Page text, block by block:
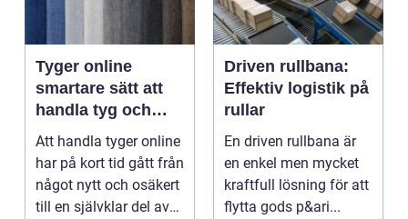
Tyger online
smartare sätt att
handla tyg och
hemtextil
Att handla tyger online
har på kort tid gått från
något nytt och osäkert
till en självklar del av
Driven rullbana:
Effektiv logistik på
rullar
En driven rullbana är
en enkel men mycket
kraftfull lösning för att
flytta gods p&ari...